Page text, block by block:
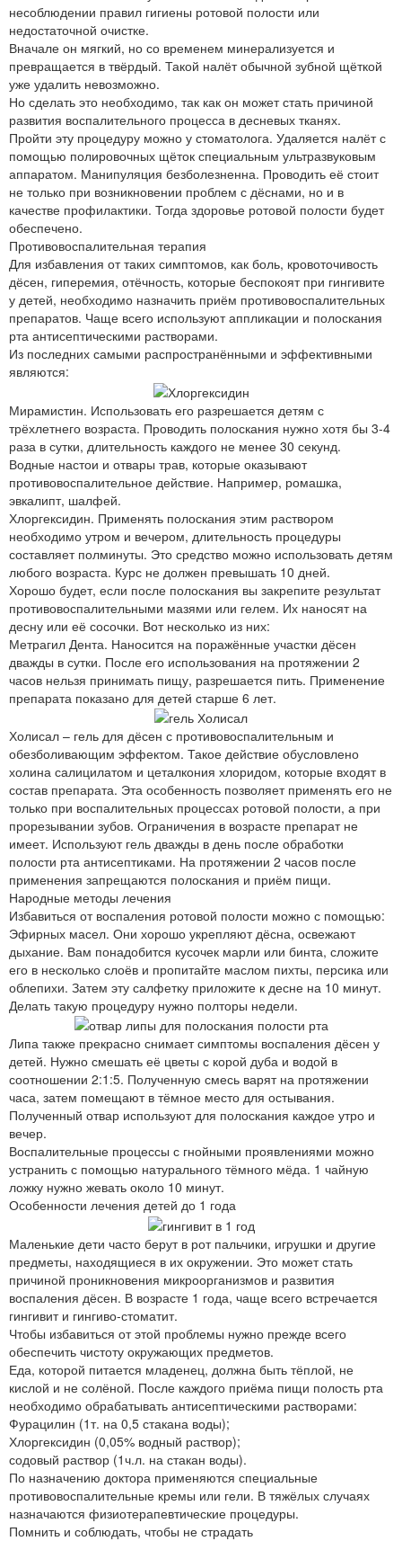
несоблюдении правил гигиены ротовой полости или
недостаточной очистке.
Вначале он мягкий, но со временем минерализуется и
превращается в твёрдый. Такой налёт обычной зубной щёткой
уже удалить невозможно.
Но сделать это необходимо, так как он может стать причиной
развития воспалительного процесса в десневых тканях.
Пройти эту процедуру можно у стоматолога. Удаляется налёт с
помощью полировочных щёток специальным ультразвуковым
аппаратом. Манипуляция безболезненна. Проводить её стоит
не только при возникновении проблем с дёснами, но и в
качестве профилактики. Тогда здоровье ротовой полости будет
обеспечено.
Противовоспалительная терапия
Для избавления от таких симптомов, как боль, кровоточивость
дёсен, гиперемия, отёчность, которые беспокоят при гингивите
у детей, необходимо назначить приём противовоспалительных
препаратов. Чаще всего используют аппликации и полоскания
рта антисептическими растворами.
Из последних самыми распространёнными и эффективными
являются:
Мирамистин. Использовать его разрешается детям с
трёхлетнего возраста. Проводить полоскания нужно хотя бы 3-4
раза в сутки, длительность каждого не менее 30 секунд.
Водные настои и отвары трав, которые оказывают
противовоспалительное действие. Например, ромашка,
эвкалипт, шалфей.
Хлоргексидин. Применять полоскания этим раствором
необходимо утром и вечером, длительность процедуры
составляет полминуты. Это средство можно использовать детям
любого возраста. Курс не должен превышать 10 дней.
Хорошо будет, если после полоскания вы закрепите результат
противовоспалительными мазями или гелем. Их наносят на
десну или её сосочки. Вот несколько из них:
Метрагил Дента. Наносится на поражённые участки дёсен
дважды в сутки. После его использования на протяжении 2
часов нельзя принимать пищу, разрешается пить. Применение
препарата показано для детей старше 6 лет.
Холисал – гель для дёсен с противовоспалительным и
обезболивающим эффектом. Такое действие обусловлено
холина салицилатом и цеталкония хлоридом, которые входят в
состав препарата. Эта особенность позволяет применять его не
только при воспалительных процессах ротовой полости, а при
прорезывании зубов. Ограничения в возрасте препарат не
имеет. Используют гель дважды в день после обработки
полости рта антисептиками. На протяжении 2 часов после
применения запрещаются полоскания и приём пищи.
Народные методы лечения
Избавиться от воспаления ротовой полости можно с помощью:
Эфирных масел. Они хорошо укрепляют дёсна, освежают
дыхание. Вам понадобится кусочек марли или бинта, сложите
его в несколько слоёв и пропитайте маслом пихты, персика или
облепихи. Затем эту салфетку приложите к десне на 10 минут.
Делать такую процедуру нужно полторы недели.
Липа также прекрасно снимает симптомы воспаления дёсен у
детей. Нужно смешать её цветы с корой дуба и водой в
соотношении 2:1:5. Полученную смесь варят на протяжении
часа, затем помещают в тёмное место для остывания.
Полученный отвар используют для полоскания каждое утро и
вечер.
Воспалительные процессы с гнойными проявлениями можно
устранить с помощью натурального тёмного мёда. 1 чайную
ложку нужно жевать около 10 минут.
Особенности лечения детей до 1 года
Маленькие дети часто берут в рот пальчики, игрушки и другие
предметы, находящиеся в их окружении. Это может стать
причиной проникновения микроорганизмов и развития
воспаления дёсен. В возрасте 1 года, чаще всего встречается
гингивит и гингиво-стоматит.
Чтобы избавиться от этой проблемы нужно прежде всего
обеспечить чистоту окружающих предметов.
Еда, которой питается младенец, должна быть тёплой, не
кислой и не солёной. После каждого приёма пищи полость рта
необходимо обрабатывать антисептическими растворами:
Фурацилин (1т. на 0,5 стакана воды);
Хлоргексидин (0,05% водный раствор);
содовый раствор (1ч.л. на стакан воды).
По назначению доктора применяются специальные
противовоспалительные кремы или гели. В тяжёлых случаях
назначаются физиотерапевтические процедуры.
Помнить и соблюдать, чтобы не страдать